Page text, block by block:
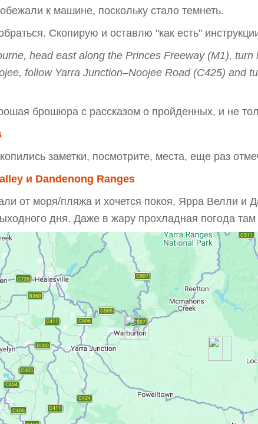
к машине, поскольку стало темнеть.
Скопирую и оставлю "как есть"
head east along the Princes Freeway (M1),
follow Yarra Junction–Noojee Road (C425) and
брошюра с рассказом о пройденных, и не
заметки, посмотрите, места, еще раз
и Dandenong Ranges
от моря/пляжа и хочется покоя, Ярра Велли и
дня. Даже в жару прохладная погода там